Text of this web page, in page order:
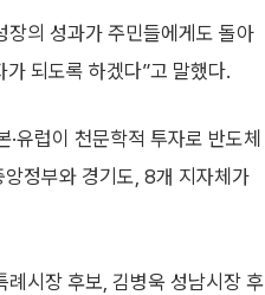
장의 성과가 주민들에게도 돌아
되도록 하겠다”고 말했다.
유럽이 천문학적 투자로 반도체
정부와 경기도, 8개 지자체가
시장 후보, 김병욱 성남시장 후